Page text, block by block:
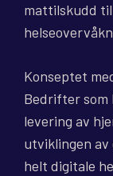
mattilskudd
Konseptet
Bedrifter som
levering av
utviklingen
helt digitale